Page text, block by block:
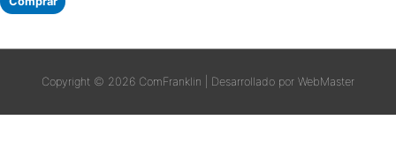
Copyright © 2026 ComFranklin | Desarrollado por WebMaster